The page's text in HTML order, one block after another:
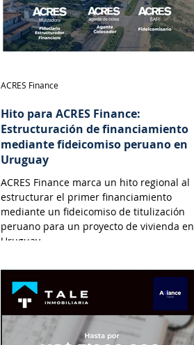
Hito para ACRES Finance:
Estructuración de financiamiento
mediante fideicomiso peruano en
Uruguay
ACRES Finance marca un hito regional al
estructurar el primer financiamiento
mediante un fideicomiso de titulización
peruano para un proyecto de vivienda en
Uruguay.
ACRES Finance